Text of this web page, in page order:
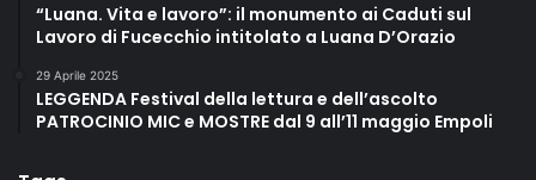
“Luana. Vita e lavoro”: il monumento ai Caduti sul
Lavoro di Fucecchio intitolato a Luana D’Orazio
29 Aprile 2025
LEGGENDA Festival della lettura e dell’ascolto
PATROCINIO MIC e MOSTRE dal 9 all’11 maggio Empoli